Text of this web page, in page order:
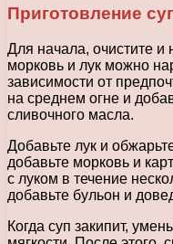
Приготовление
Для начала, очистите
морковь и лук можно
зависимости от
на среднем огне и
сливочного масла.
Добавьте лук и
добавьте морковь и
с луком в течение
добавьте бульон и
Когда суп закипит,